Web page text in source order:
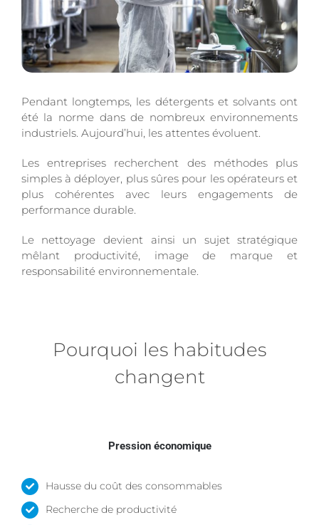
Pendant longtemps, les détergents et solvants ont
été la norme dans de nombreux environnements
industriels. Aujourd’hui, les attentes évoluent.
Les entreprises recherchent des méthodes plus
simples à déployer, plus sûres pour les opérateurs et
plus cohérentes avec leurs engagements de
performance durable.
Le nettoyage devient ainsi un sujet stratégique
mêlant productivité, image de marque et
responsabilité environnementale.
Pourquoi les habitudes
changent
Pression économique
Hausse du coût des consommables
Recherche de productivité